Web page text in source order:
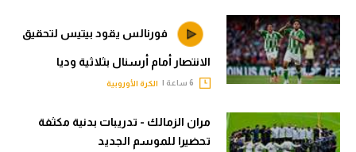
فورنالس يقود بيتيس لتحقيق
الانتصار أمام أرسنال بثلاثية وديا
الكرة الأوروبية
مران الزمالك - تدريبات بدنية مكثفة
تحضيرا للموسم الجديد